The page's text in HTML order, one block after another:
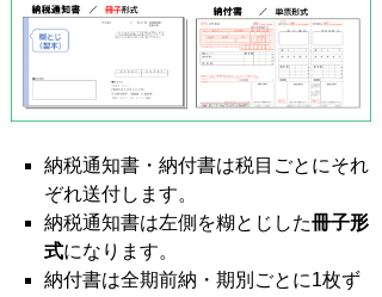
納税通知書・納付書は税目ごとにそれ
ぞれ送付します。
納税通知書は左側を糊とじした冊子形
式になります。
納付書は全期前納・期別ごとに1枚ず